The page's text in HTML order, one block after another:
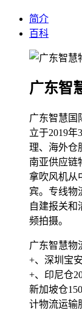
简介
百科
广东智
广东智慧国
立于2019
理、海外仓
南亚供应链
拿吹风机从
宾。专线物
自建报关和
频拍摄。
广东智慧物
+、深圳宝
+、印尼仓
新加坡仓
计物流运输